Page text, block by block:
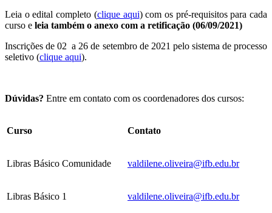
Leia o edital completo (clique aqui) com os pré-requisitos para cada
curso e leia também o anexo com a retificação (06/09/2021)
Inscrições de 02 a 26 de setembro de 2021 pelo sistema de processo
seletivo (clique aqui).
Dúvidas? Entre em contato com os coordenadores dos cursos:
Curso Contato
Libras Básico Comunidade valdilene.oliveira@ifb.edu.br
Libras Básico 1 valdilene.oliveira@ifb.edu.br